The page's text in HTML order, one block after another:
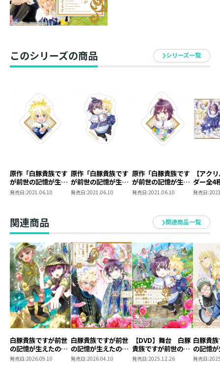
ら、想い合うドラゴニュートの少年のために”神殺し”を
しなければいけないらしい。神の知恵を借りつつ二人の
い兄弟の領地経営ファンタジー第10巻！
ポストカードセット購入者限定特典！やしろ先生書き下
ろしSS付き！
原作イラストを使用した5枚1組のポストカードセット！
keepout先生の描き下ろしイラスト付き！
１）１巻カバー
２）１巻口絵
３）２巻カバー
５）描き下ろし
仕様 ： 特典SS付き書籍＋ポストカードセット1＋
ポストカードセット1用特典SS
書籍体裁 ： 単行本・ソフトカバー
グッズ仕様 ： 各148mm×100mm
発行元 ： TOブックス
著 ： やしろ
イラスト ： keepout
このシリーズの商品 シリーズ一覧
原作「白豚貴族です
が前世の記憶が生え
たのでひよこな弟育
発売日:2021.06.10
原作「白豚貴族です
が前世の記憶が生え
たのでひよこな弟育
発売日:2021.06.10
原作「白豚貴族です
が前世の記憶が生え
たのでひよこな弟育
ダー【鳳蝶】
発売日:2021.06.10
【アク
ダー全4
豚貴族
発売日:
関連商品 関連商品一覧
白豚貴族ですが前世
の記憶が生えたので
ひよこな弟育てます
発売日:2026.09.10
白豚貴族ですが前世
の記憶が生えたので
ひよこな弟育てます
発売日:2026.04.10
【DVD】舞台 白豚
貴族ですが前世の記
憶が生えたのでひよ
発売日:2025.12.26
白豚貴
の記憶
ひよこ
発売日: